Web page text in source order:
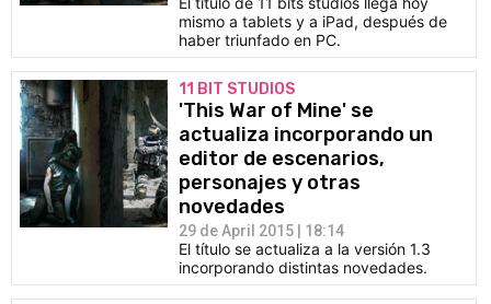
mismo a tablets y a iPad, después de
haber triunfado en PC.
11 BIT STUDIOS
'This War of Mine' se
actualiza incorporando un
editor de escenarios,
personajes y otras
novedades
29 de April 2015 | 18:14
El título se actualiza a la versión 1.3
incorporando distintas novedades.